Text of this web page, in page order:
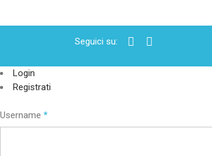
Seguici su:
Login
Registrati
Username *